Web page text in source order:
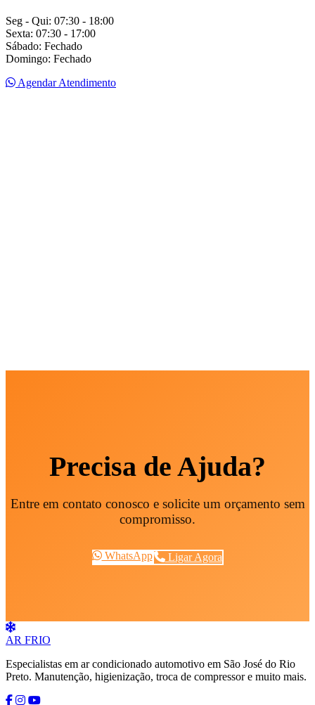
Seg - Qui: 07:30 - 18:00
Sexta: 07:30 - 17:00
Sábado: Fechado
Domingo: Fechado
Agendar Atendimento
Precisa de Ajuda?
Entre em contato conosco e solicite um orçamento sem
compromisso.
WhatsApp Ligar Agora
AR FRIO
Especialistas em ar condicionado automotivo em São José do Rio
Preto. Manutenção, higienização, troca de compressor e muito mais.